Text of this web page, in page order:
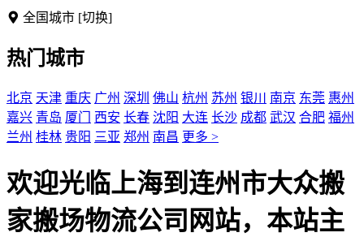
全国城市 [切换]
热门城市
北京 天津 重庆 广州 深圳 佛山 杭州 苏州 银川 南京 东莞 惠州
嘉兴 青岛 厦门 西安 长春 沈阳 大连 长沙 成都 武汉 合肥 福州
兰州 桂林 贵阳 三亚 郑州 南昌 更多 >
欢迎光临上海到连州市大众搬
家搬场物流公司网站，本站主